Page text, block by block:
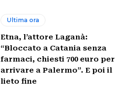
Ultima ora
Etna, l’attore Laganà:
“Bloccato a Catania senza
farmaci, chiesti 700 euro per
arrivare a Palermo”. E poi il
lieto fine